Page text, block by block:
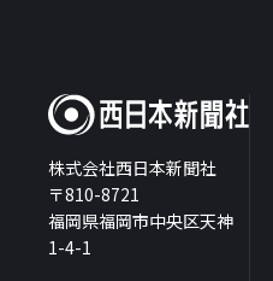
株式会社西日本新聞社
〒810-8721
福岡県福岡市中央区天神
1-4-1